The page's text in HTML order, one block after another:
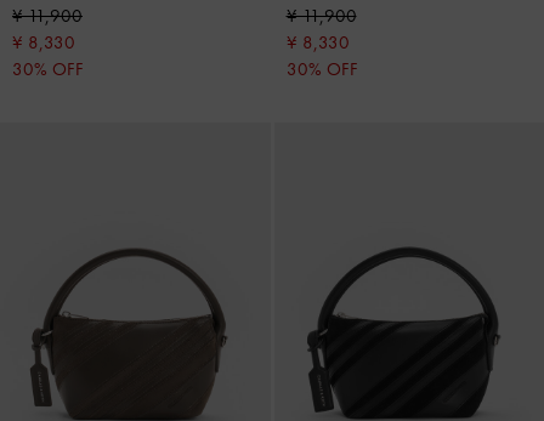
¥ 11,900
¥ 8,330
30% OFF
¥ 11,900
¥ 8,330
30% OFF